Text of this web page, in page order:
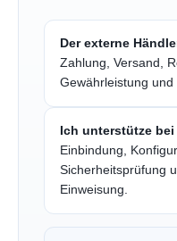
Der externe
Zahlung, Versand,
Gewährleistung
Ich unterstütze
Einbindung,
Sicherheitsprüfung
Einweisung.